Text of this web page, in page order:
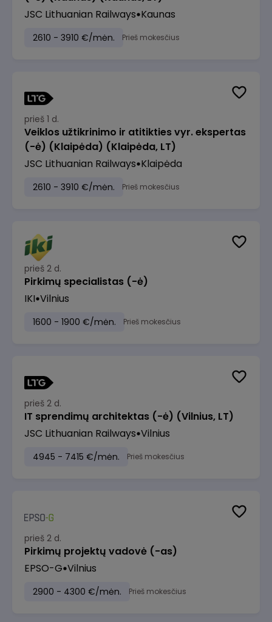
JSC Lithuanian Railways Kaunas
2610 - 3910 €/mėn. Prieš mokesčius
prieš 1 d.
Veiklos užtikrinimo ir atitikties vyr. ekspertas
(-ė) (Klaipėda) (Klaipėda, LT)
JSC Lithuanian Railways Klaipėda
2610 - 3910 €/mėn. Prieš mokesčius
prieš 2 d.
Pirkimų specialistas (-ė)
IKI Vilnius
1600 - 1900 €/mėn. Prieš mokesčius
prieš 2 d.
IT sprendimų architektas (-ė) (Vilnius, LT)
JSC Lithuanian Railways Vilnius
4945 - 7415 €/mėn. Prieš mokesčius
prieš 2 d.
Pirkimų projektų vadovė (-as)
EPSO-G Vilnius
2900 - 4300 €/mėn. Prieš mokesčius